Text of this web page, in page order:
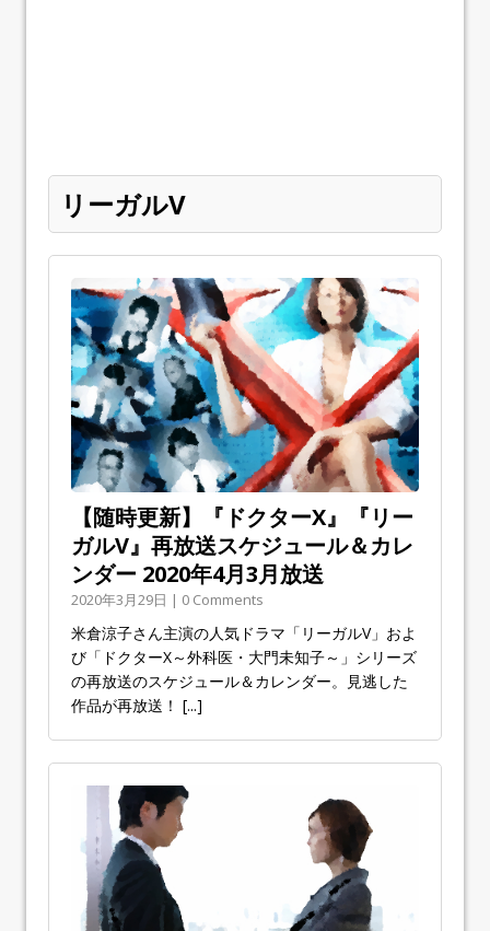
リーガルV
【随時更新】『ドクターX』『リー
ガルV』再放送スケジュール＆カレ
ンダー 2020年4月3月放送
2020年3月29日 | 0 Comments
米倉涼子さん主演の人気ドラマ「リーガルV」およ
び「ドクターX～外科医・大門未知子～」シリーズ
の再放送のスケジュール＆カレンダー。見逃した
作品が再放送！ [...]